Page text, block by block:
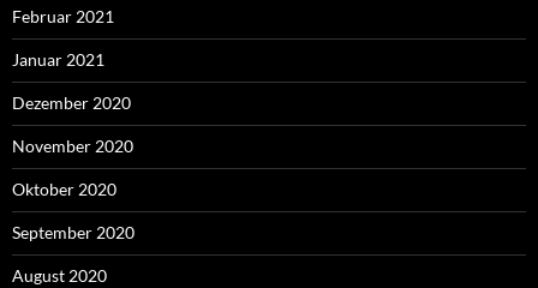
Februar 2021
Januar 2021
Dezember 2020
November 2020
Oktober 2020
September 2020
August 2020